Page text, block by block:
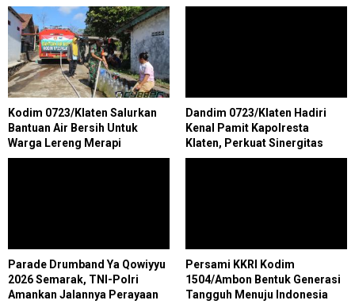
Kodim 0723/Klaten Salurkan
Bantuan Air Bersih Untuk
Warga Lereng Merapi
Dandim 0723/Klaten Hadiri
Kenal Pamit Kapolresta
Klaten, Perkuat Sinergitas
Forkopimda Untuk Menjaga
Parade Drumband Ya Qowiyyu
2026 Semarak, TNI-Polri
Amankan Jalannya Perayaan
Persami KKRI Kodim
1504/Ambon Bentuk Generasi
Tangguh Menuju Indonesia